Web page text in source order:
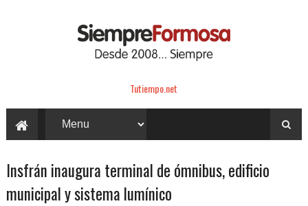
Tutiempo.net
Insfrán inaugura terminal de ómnibus, edificio
municipal y sistema lumínico